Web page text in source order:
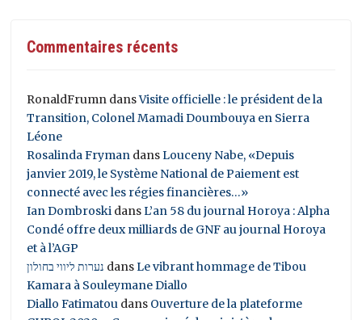
Commentaires récents
RonaldFrumn dansVisite officielle : le président de la
Transition, Colonel Mamadi Doumbouya en Sierra
Léone
Rosalinda Fryman dansLouceny Nabe, «Depuis
janvier 2019, le Système National de Paiement est
connecté avec les régies financières…»
Ian Dombroski dansL’an 58 du journal Horoya : Alpha
Condé offre deux milliards de GNF au journal Horoya
et à l’AGP
נערות ליווי בחולון dansLe vibrant hommage de Tibou
Kamara à Souleymane Diallo
Diallo Fatimatou dans Ouverture de la plateforme